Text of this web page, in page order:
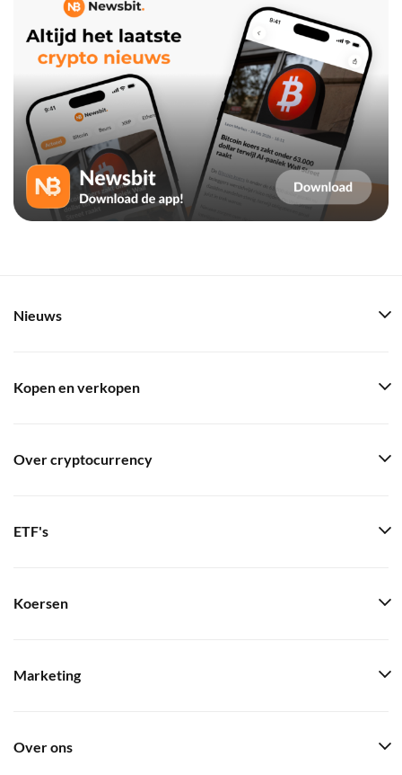
Nieuws
Kopen en verkopen
Over cryptocurrency
ETF's
Koersen
Marketing
Over ons